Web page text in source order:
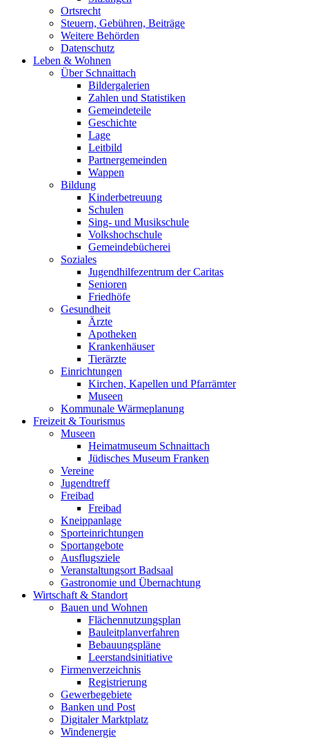
Ortsrecht
Steuern, Gebühren, Beiträge
Weitere Behörden
Datenschutz
Leben & Wohnen
Über Schnaittach
Bildergalerien
Zahlen und Statistiken
Gemeindeteile
Geschichte
Lage
Leitbild
Partnergemeinden
Wappen
Bildung
Kinderbetreuung
Schulen
Sing- und Musikschule
Volkshochschule
Gemeindebücherei
Soziales
Jugendhilfezentrum der Caritas
Senioren
Friedhöfe
Gesundheit
Ärzte
Apotheken
Krankenhäuser
Tierärzte
Einrichtungen
Kirchen, Kapellen und Pfarrämter
Museen
Kommunale Wärmeplanung
Freizeit & Tourismus
Museen
Heimatmuseum Schnaittach
Jüdisches Museum Franken
Vereine
Jugendtreff
Freibad
Freibad
Kneippanlage
Sporteinrichtungen
Sportangebote
Ausflugsziele
Veranstaltungsort Badsaal
Gastronomie und Übernachtung
Wirtschaft & Standort
Bauen und Wohnen
Flächennutzungsplan
Bauleitplanverfahren
Bebauungspläne
Leerstandsinitiative
Firmenverzeichnis
Registrierung
Gewerbegebiete
Banken und Post
Digitaler Marktplatz
Windenergie